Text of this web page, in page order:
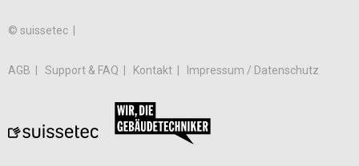
© suissetec |
AGB Support & FAQ Kontakt Impressum / Datenschutz